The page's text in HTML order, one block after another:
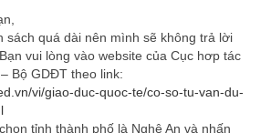
sách quá dài nên mình sẽ không trả lời
vui lòng vào website của Cục hơp tác
Bộ GDĐT theo link:
vi/giao-duc-quoc-te/co-so-tu-van-du-
tỉnh thành phố là Nghệ An và nhấn